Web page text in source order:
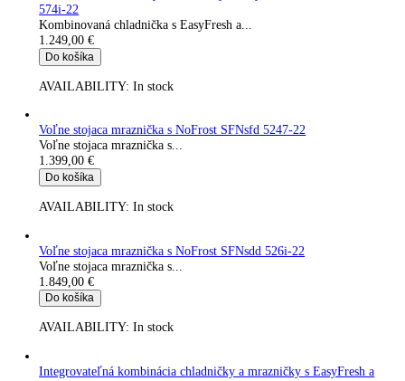
Zoradiť:
Kombinácia chladničky a mrazničky s EasyFresh a NoFrost
574i-22
Do košíka
AVAILABILITY:
1.399,00€